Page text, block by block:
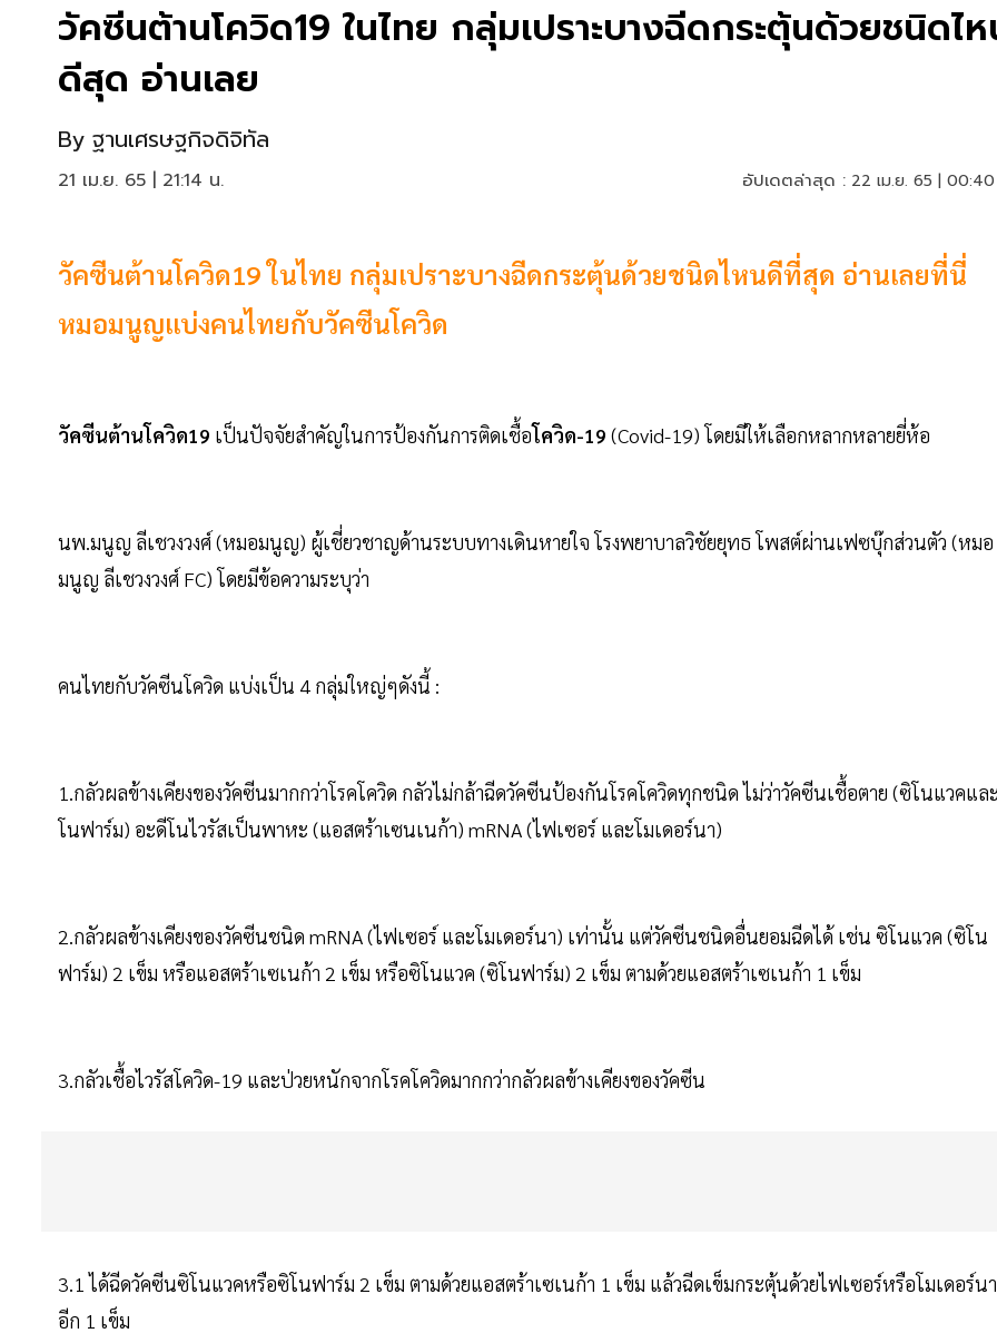
วัคซีนต้านโควิด19 ในไทย กลุ่มเปราะบางฉีดกระตุ้นด้วยชนิดไ
ดีสุด อ่านเลย
By ฐานเศรษฐกิจดิจิทัล
21 เม.ย. 65 | 21:14 น. อัปเดตล่าสุด : 22 เม.ย. 65 |
วัคซีนต้านโควิด19 ในไทย กลุ่มเปราะบางฉีดกระตุ้นด้วยชนิดไหนดีที่สุด อ่านเลยที่นี่
หมอมนูญแบ่งคนไทยกับวัคซีนโควิด
วัคซีนต้านโควิด19 เป็นปัจจัยสำคัญในการป้องกันการติดเชื้อโควิด-19 (Covid-19) โดยมีให้เลือกหลากหลายยี่ห้อ
นพ.มนูญ ลีเชวงวงศ์ (หมอมนูญ) ผู้เชี่ยวชาญด้านระบบทางเดินหายใจ โรงพยาบาลวิชัยยุทธ โพสต์ผ่านเฟซบุ๊กส่วนตัว (หมอ
มนูญ ลีเชวงวงศ์ FC) โดยมีข้อความระบุว่า
คนไทยกับวัคซีนโควิด แบ่งเป็น 4 กลุ่มใหญ่ๆดังนี้ :
1.กลัวผลข้างเคียงของวัคซีนมากกว่าโรคโควิด กลัวไม่กล้าฉีดวัคซีนป้องกันโรคโควิดทุกชนิด ไม่ว่าวัคซีนเชื้อตาย (ซิโนแวคแล
โนฟาร์ม) อะดีโนไวรัสเป็นพาหะ (แอสตร้าเซนเนก้า) mRNA (ไฟเซอร์ และโมเดอร์นา)
2.กลัวผลข้างเคียงของวัคซีนชนิด mRNA (ไฟเซอร์ และโมเดอร์นา) เท่านั้น แต่วัคซีนชนิดอื่นยอมฉีดได้ เช่น ซิโนแวค (ซิโน
ฟาร์ม) 2 เข็ม หรือแอสตร้าเซเนก้า 2 เข็ม หรือซิโนแวค (ซิโนฟาร์ม) 2 เข็ม ตามด้วยแอสตร้าเซเนก้า 1 เข็ม
3.กลัวเชื้อไวรัสโควิด-19 และป่วยหนักจากโรคโควิดมากกว่ากลัวผลข้างเคียงของวัคซีน
3.1 ได้ฉีดวัคซีนซิโนแวคหรือซิโนฟาร์ม 2 เข็ม ตามด้วยแอสตร้าเซเนก้า 1 เข็ม แล้วฉีดเข็มกระตุ้นด้วยไฟเซอร์หรือโมเดอร์นา
อีก 1 เข็ม